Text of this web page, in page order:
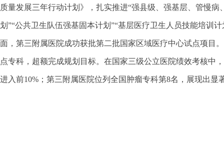
质量发展三年行动计划》，扎实推进“强县级、强基层、管慢
划”“公共卫生队伍强基固本计划”“基层医疗卫生人员技能培训
面，第三附属医院成功获批第二批国家区域医疗中心试点项目
点专科，超额完成规划目标。在国家三级公立医院绩效考核中
进入前10%；第三附属医院位列全国肿瘤专科第8名，展现出